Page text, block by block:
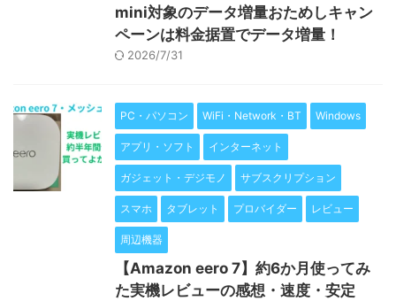
mini対象のデータ増量おためしキャン
ペーンは料金据置でデータ増量！
2026/7/31
PC・パソコン WiFi・Network・BT Windows
アプリ・ソフト インターネット
ガジェット・デジモノ サブスクリプション
スマホ タブレット プロバイダー レビュー
周辺機器
【Amazon eero 7】約6か月使ってみ
た実機レビューの感想・速度・安定